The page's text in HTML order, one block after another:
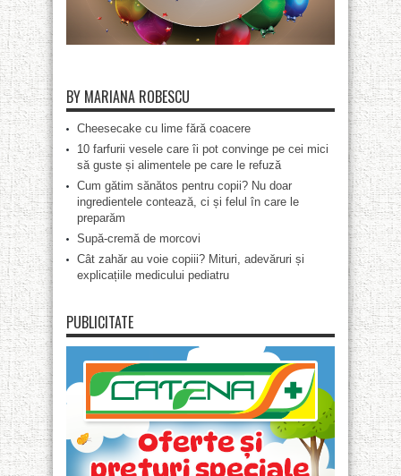
BY MARIANA ROBESCU
Cheesecake cu lime fără coacere
10 farfurii vesele care îi pot convinge pe cei mici
să guste și alimentele pe care le refuză
Cum gătim sănătos pentru copii? Nu doar
ingredientele contează, ci și felul în care le
preparăm
Supă-cremă de morcovi
Cât zahăr au voie copiii? Mituri, adevăruri și
explicațiile medicului pediatru
PUBLICITATE